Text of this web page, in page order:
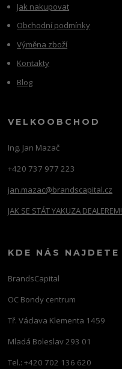
Jak nakupovat
Obchodní podmínky
Výměna zboží
Kontakty
Blog
VELKOOBCHOD
Ing. Jan Mazač
+420 737 977 223
jan.mazac@brandscapital.cz
JAK SE STÁT YAKUZA DEALEREM!
KDE NÁS NAJDETE
BrandsCapital
OC Bondy centrum
Tř. Václava Klementa 1459
Mladá Boleslav 293 01
Tel.: +420 702 136 620